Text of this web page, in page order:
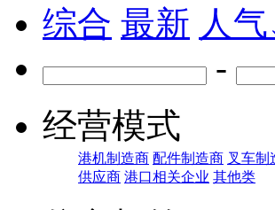
综合 最新 人气
-
经营模式
港机制造商 配件制造商 叉车制
供应商 港口相关企业 其他类